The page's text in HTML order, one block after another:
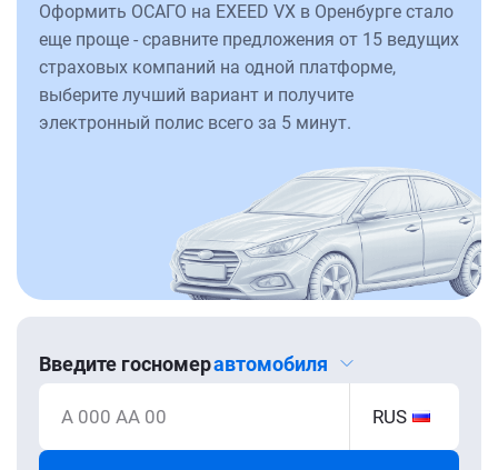
Оформить ОСАГО на EXEED VX в Оренбурге стало
еще проще - сравните предложения от 15 ведущих
страховых компаний на одной платформе,
выберите лучший вариант и получите
электронный полис всего за 5 минут.
Введите госномеравтомобиля
А 000 АА 00 RUS